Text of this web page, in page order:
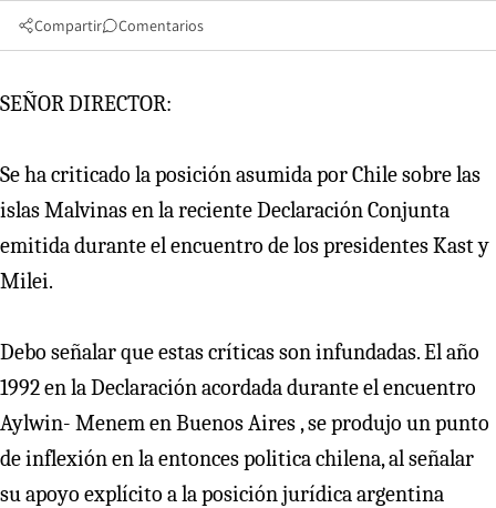
Compartir Comentarios
SEÑOR DIRECTOR:
Se ha criticado la posición asumida por Chile sobre las
islas Malvinas en la reciente Declaración Conjunta
emitida durante el encuentro de los presidentes Kast y
Milei.
Debo señalar que estas críticas son infundadas. El año
1992 en la Declaración acordada durante el encuentro
Aylwin- Menem en Buenos Aires , se produjo un punto
de inflexión en la entonces politica chilena, al señalar
su apoyo explícito a la posición jurídica argentina